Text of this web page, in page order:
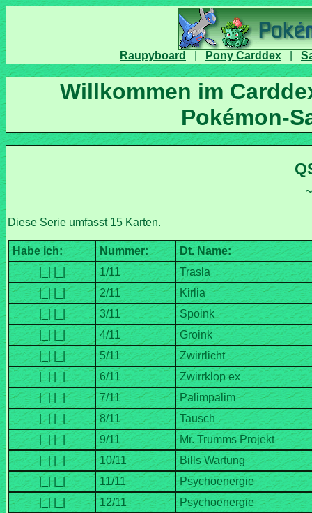
Willkommen im